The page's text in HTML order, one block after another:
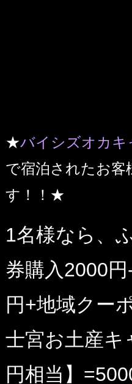
★バイシズオカキ
で宿泊されたお
す！！★
1名様なら、
券購入2000
円+地域クー
士宮お土産キ
円相当】